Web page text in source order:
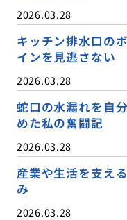
2026.03.28
キッチン排水口の
インを見逃さない
2026.03.28
蛇口の水漏れを自
めた私の奮闘記
2026.03.28
産業や生活を支え
み
2026.03.28